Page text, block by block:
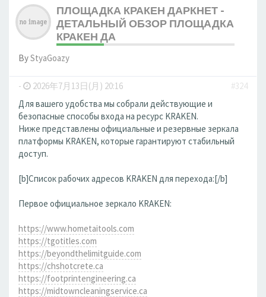
ПЛОЩАДКА КРАКЕН ДАРКНЕТ -
ДЕТАЛЬНЫЙ ОБЗОР ПЛОЩАДКА
КРАКЕН ДА
ByStyaGoazy
- 2026年7月13日(月) 20:16
#324
Для вашего удобства мы собрали действующие и
безопасные способы входа на ресурс KRAKEN.
Ниже представлены официальные и резервные зеркала
платформы KRAKEN, которые гарантируют стабильный
доступ.
[b]Список рабочих адресов KRAKEN для перехода:[/b]
Первое официальное зеркало KRAKEN:
https://www.hometaitools.com
https://tgotitles.com
https://beyondthelimitguide.com
https://chshotcrete.ca
https://footprintengineering.ca
https://midtowncleaningservice.ca